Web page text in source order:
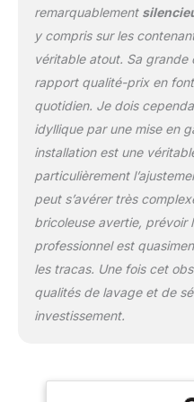
remarquablement
y compris sur les
véritable atout. Sa
rapport qualité-prix en
quotidien. Je dois
idyllique par une mise en
installation est une
particulièrement
peut s’avérer très
bricoleuse avertie, prévoir
professionnel est
les tracas. Une fois cet
qualités de lavage et de
investissement.